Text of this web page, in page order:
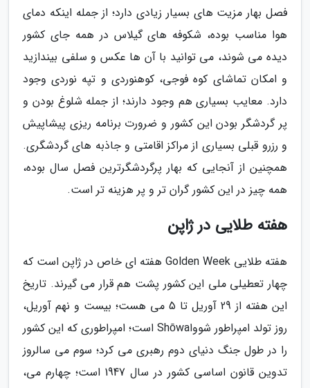
فصل بهار مزیت های بسیار زیادی دارد؛ از جمله اینکه دمای
هوا مناسب بوده، شکوفه های گیلاس در همه جای کشور
دیده می شوند، می توانید با آن ها عکس و سلفی بیندازید
و امکان تماشای کوه فوجی، کوهنوردی و تپه نوردی وجود
دارد. معایب بسیاری هم وجود دارند؛ از جمله شلوغ بودن و
پر گردشگر بودن این کشور و ضرورت برنامه ریزی پیشاپیش
و رزرو قبلی بسیاری از مراکز اقامتی و جاذبه های گردشگری.
همچنین از آنجایی که بهار پرگردشگرترین فصل سال بوده،
همه چیز در این کشور گران تر و پر هزینه تر است.
هفته طلایی در ژاپن
هفته طلایی Golden Week هفته ای خاص در ژاپن است که
چهار تعطیلی ملی این کشور پشت هم قرار می گیرند. تاریخ
این هفته از 29 آوریل تا 5 می هست؛ بیست و نهم آوریل،
روز تولد امپراطور شوواShōwa است؛ امپراطوری که این کشور
را در طول جنگ دنیای دوم رهبری می کرد؛ سوم می سالروز
تدوین قانون اساسی کشور در سال 1947 است؛ چهارم می،